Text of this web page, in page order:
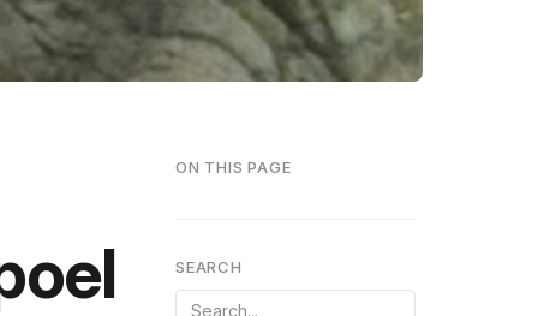
ON THIS PAGE
SEARCH